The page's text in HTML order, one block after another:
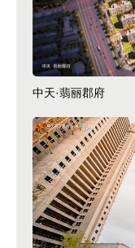
中天·翡丽郡府